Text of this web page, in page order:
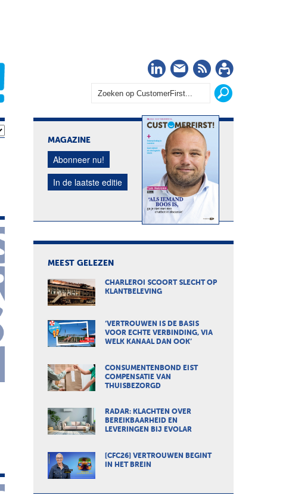
LinkedIn
Nieuwsbrief
RSS
MAGAZINE
Abonneer nu!
In de laatste editie
MEEST GELEZEN
CHARLEROI SCOORT SLECHT OP
KLANTBELEVING
‘VERTROUWEN IS DE BASIS
VOOR ECHTE VERBINDING, VIA
WELK KANAAL DAN OOK’
CONSUMENTENBOND EIST
COMPENSATIE VAN
THUISBEZORGD
RADAR: KLACHTEN OVER
BEREIKBAARHEID EN
LEVERINGEN BIJ EVOLAR
[CFC26] VERTROUWEN BEGINT
IN HET BREIN